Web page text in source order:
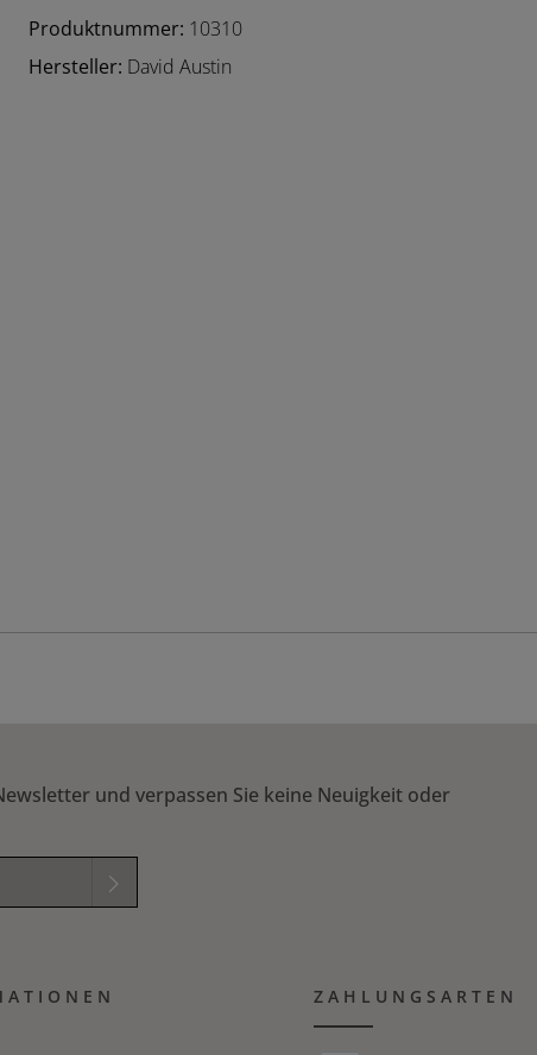
Produktnummer: 10310
Hersteller: David Austin
und verpassen Sie keine Neuigkeit oder
gelesen undin das nachfolgende Textfeld ein. *ZAHLUNGSARTEN